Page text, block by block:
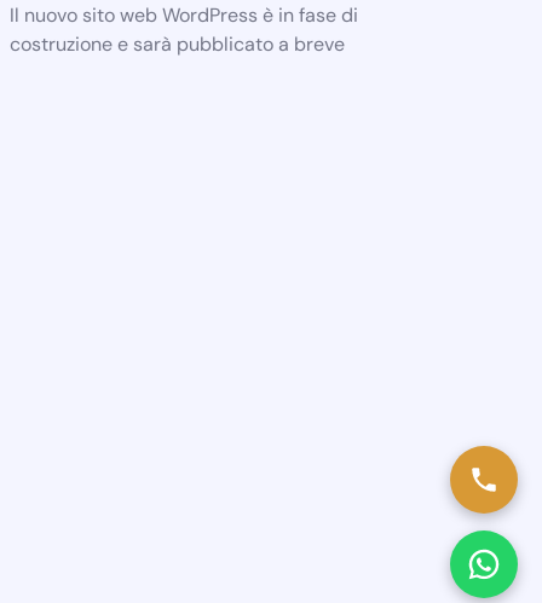
Il nuovo sito web WordPress è in fase di
costruzione e sarà pubblicato a breve